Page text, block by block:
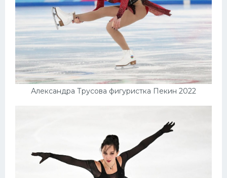
Александра Трусова фигуристка Пекин 2022